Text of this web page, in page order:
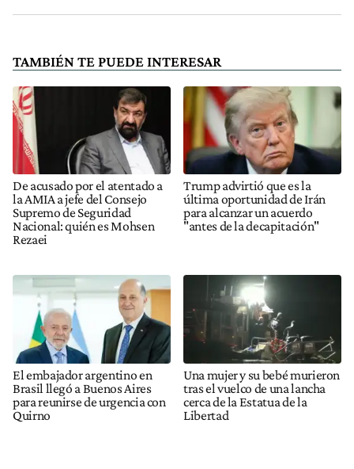
TAMBIÉN TE PUEDE INTERESAR
De acusado por el atentado a
la AMIA a jefe del Consejo
Supremo de Seguridad
Nacional: quién es Mohsen
Rezaei
Trump advirtió que es la
última oportunidad de Irán
para alcanzar un acuerdo
"antes de la decapitación"
El embajador argentino en
Brasil llegó a Buenos Aires
para reunirse de urgencia con
Quirno
Una mujer y su bebé murieron
tras el vuelco de una lancha
cerca de la Estatua de la
Libertad